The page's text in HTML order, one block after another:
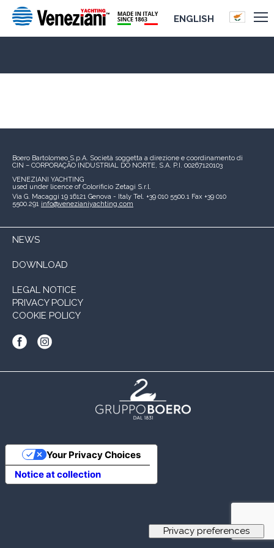
ENGLISH
Boero Bartolomeo S.p.A. Società soggetta a direzione e coordinamento di
CIN – CORPORAÇÃO INDUSTRIAL DO NORTE, S.A. P.I. 00267120103
VENEZIANI YACHTING
used under licence of Colorificio Zetagi S.r.l.
Via G. Macaggi 19 16121 Genova - Italy Tel. +39 010 5500.1 Fax +39 010
5500.291 info@venezianiyachting.com
NEWS
DOWNLOAD
LEGAL NOTICE
PRIVACY POLICY
COOKIE POLICY
Notice at collection
Your Privacy Choices